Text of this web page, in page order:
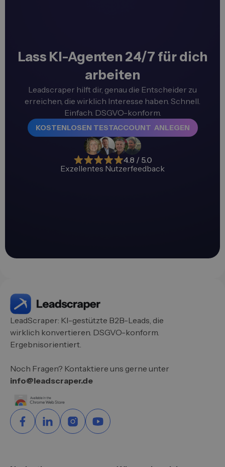
Lass KI-Agenten 24/7 für dich
arbeiten
Leadscraper hilft dir, genau die Entscheider zu
erreichen, die wirklich Interesse haben. Schnell.
Einfach. DSGVO-konform.
KOSTENLOSEN TESTACCOUNT ANLEGEN
4.8 / 5.0
Exzellentes Nutzerfeedback
LeadScraper: KI-gestützte B2B-Leads, die
wirklich konvertieren. DSGVO-konform.
Ergebnisorientiert.
Noch Fragen? Kontaktiere uns gerne unter
info@leadscraper.de